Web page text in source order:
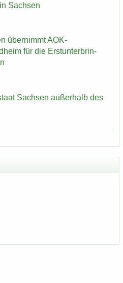
Sach­sen
über­nimmt AOK-​
für die Erst­un­ter­brin­
Sach­sen au­ßer­halb des